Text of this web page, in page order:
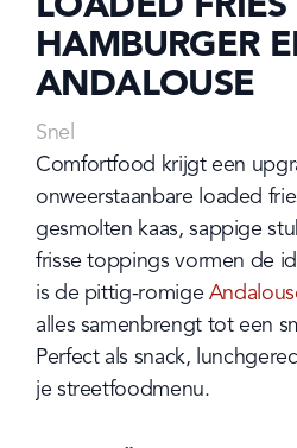
LOADED
HAMBURGER
ANDALOUSE
Snel
Comfortfood krijgt een
onweerstaanbare loaded
gesmolten kaas, sappige
frisse toppings vormen de
is de pittig-romige
alles samenbrengt tot een
Perfect als snack,
je streetfoodmenu.